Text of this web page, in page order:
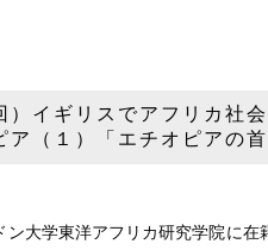
）イギリスでアフリカ社
ア（１）「エチオピアの
ン大学東洋アフリカ研究学院に